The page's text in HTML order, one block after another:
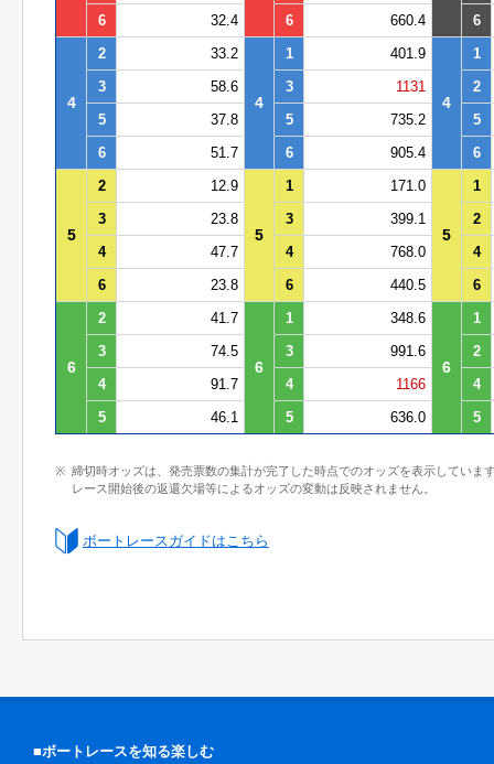
6
32.4 6 660.4 6
4
2 33.2
4
1 401.9
4
1
3
58.6 3 1131
2
5
37.8 5 735.2
5
6
51.7 6 905.4 6
5
2 12.9
5
1 171.0
5
1
3
23.8 3 399.1
2
4
47.7 4 768.0
4
6
23.8 6 440.5 6
6
2 41.7
6
1 348.6
6
1
3
74.5 3 991.6
2
4
91.7 4 1166
4
5
46.1 5 636.0 5
締切時オッズは、発売票数の集計が完了した時点でのオッズを表示していま
レース開始後の返還欠場等によるオッズの変動は反映されません。
ボートレースガイドはこちら
■ボートレースを知る楽しむ